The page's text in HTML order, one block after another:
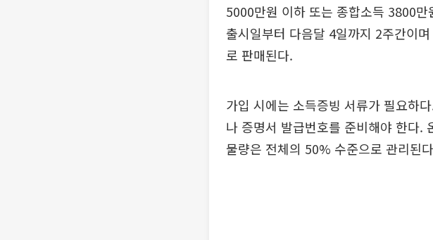
5000만원 이하 또는 종합소득 3800
출시일부터 다음달 4일까지 2주간이
로 판매된다.
가입 시에는 소득증빙 서류가 필요하
나 증명서 발급번호를 준비해야 한다.
물량은 전체의 50% 수준으로 관리된